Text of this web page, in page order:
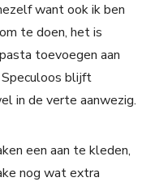
want ook ik ben
te doen, het is
toevoegen aan
Speculoos blijft
in de verte aanwezig.
een aan te kleden,
nog wat extra